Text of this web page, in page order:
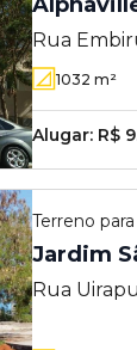
Rua
Campinas -
1032 m²
Alugar: R$
Terreno
Jardim
Rua